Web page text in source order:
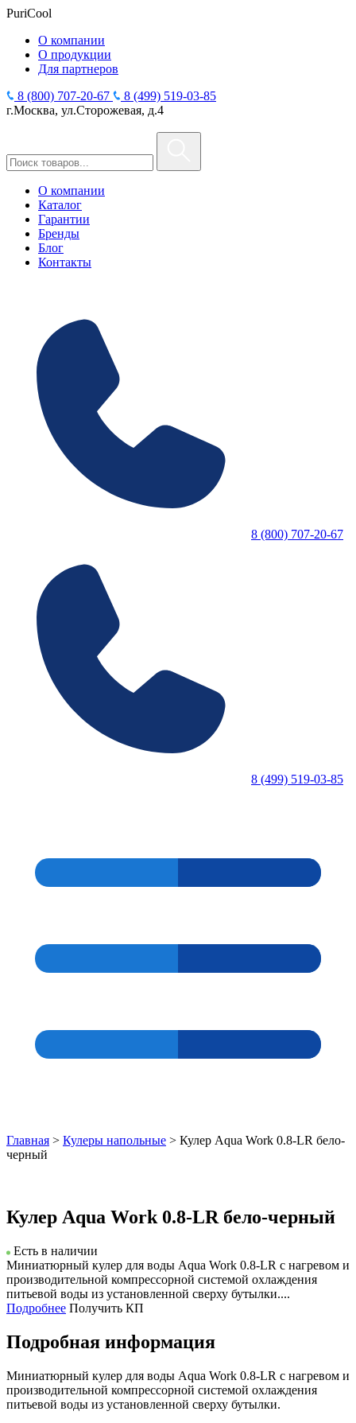
PuriCool
О компании
О продукции
Для партнеров
8 (800) 707-20-67
8 (499) 519-03-85
г.Москва, ул.Сторожевая, д.4
О компании
Каталог
Гарантии
Бренды
Блог
Контакты
8 (800) 707-20-67
8 (499) 519-03-85
Главная > Кулеры напольные > Кулер Aqua Work 0.8-LR бело-
черный
Кулер Aqua Work 0.8-LR бело-черный
Есть в наличии
Миниатюрный кулер для воды Aqua Work 0.8-LR с нагревом и
производительной компрессорной системой охлаждения
питьевой воды из установленной сверху бутылки....
Подробнее Получить КП
Подробная информация
Миниатюрный кулер для воды Aqua Work 0.8-LR с нагревом и
производительной компрессорной системой охлаждения
питьевой воды из установленной сверху бутылки.